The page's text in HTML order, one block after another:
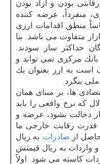
بودن و آزاد بودن
منفرداً، عرضه كننده
منطق اقدامات ارزی
متفاوت می باشد. بنا
حداكثر ساز سودند.
مركزی نمی تواند و
است به ارز بعنوان یك
بنگرد.
ها، بر مبنای همان
كه نرخ واقعی را باید
دخالت نشود، عرضه و
قدرت رقابت خارجی ما
از صادرات به ریال
و واردات به ریال قیمتش
كاسته می شود. اولاً